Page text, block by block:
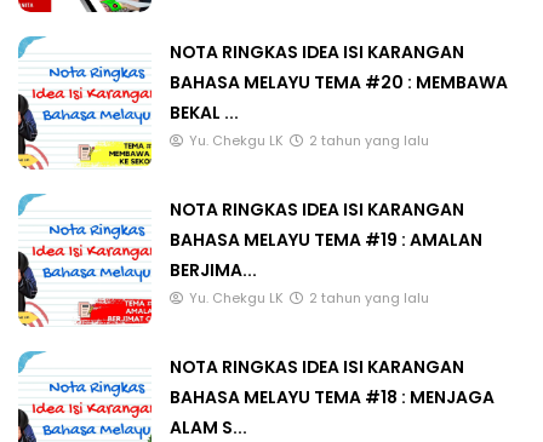
NOTA RINGKAS IDEA ISI KARANGAN
BAHASA MELAYU TEMA #20 : MEMBAWA
BEKAL ...
Yu. Chekgu LK 2 tahun yang lalu
NOTA RINGKAS IDEA ISI KARANGAN
BAHASA MELAYU TEMA #19 : AMALAN
BERJIMA...
Yu. Chekgu LK 2 tahun yang lalu
NOTA RINGKAS IDEA ISI KARANGAN
BAHASA MELAYU TEMA #18 : MENJAGA
ALAM S...